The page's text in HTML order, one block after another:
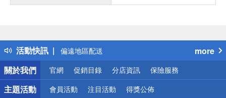
活動快訊
詐騙網頁！請小心！
偏遠地區配送
詐騙網頁！請小心！
more
關於我們
官網 促銷目錄 分店資訊 保險服務
主題活動 會員活動 注目活動 得獎公佈